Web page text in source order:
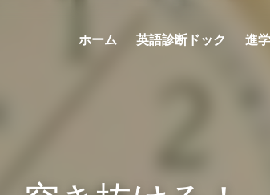
ホーム 英語診断ドック 進